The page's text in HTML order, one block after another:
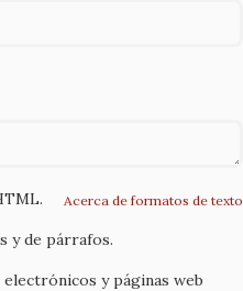
Acerca de formatos de texto
y de párrafos.
y páginas web